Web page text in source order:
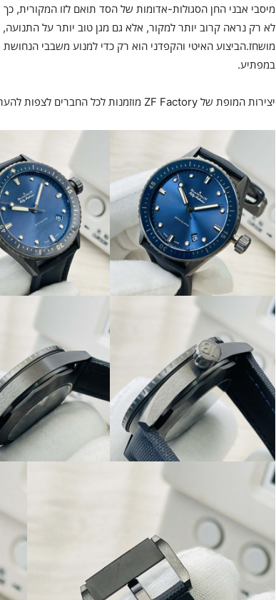
מיסבי אבני החן הסגולות-אדומות של הסד תואם לזו המקורית,
לא רק נראה קרוב יותר למקור, אלא גם מגן טוב יותר על התנועה,
מושחז.הביצוע האיטי והקפדני הוא רק כדי למנוע משבבי
במפתיע.
יצירות המופת של ZF Factory מוזמנות לכל החברים לצפות להעריך!